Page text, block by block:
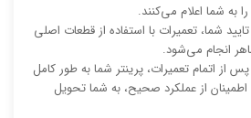
به شما اعلام می‌کنند.
شما، تعمیرات با استفاده از قطعات اصلی
انجام می‌شود.
پس از اتمام تعمیرات، پرینتر شما به طور کامل
از عملکرد صحیح، به شما تحویل